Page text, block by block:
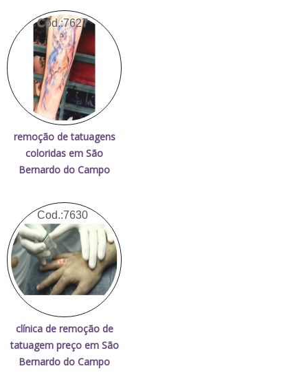
Cod.:7627
remoção de tatuagens
coloridas em São
Bernardo do Campo
Cod.:7630
clínica de remoção de
tatuagem preço em São
Bernardo do Campo